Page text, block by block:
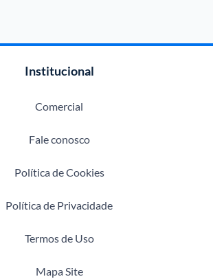
Institucional
Comercial
Fale conosco
Política de Cookies
Política de Privacidade
Termos de Uso
Mapa Site